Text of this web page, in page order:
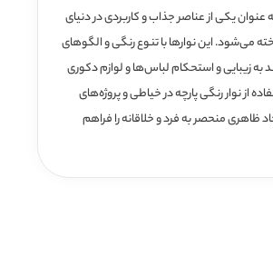
عنوان یکی از عناصر جذاب و کاربردی در دنیای
می‌شود. این نوارها با تنوع رنگی و الگوهای
به زیبایی و استحکام لباس‌ها و لوازم دکوری
از نوار رنگی پارچه در خیاطی و پروژه‌های
ظاهری منحصر به فرد و خلاقانه را فراهم